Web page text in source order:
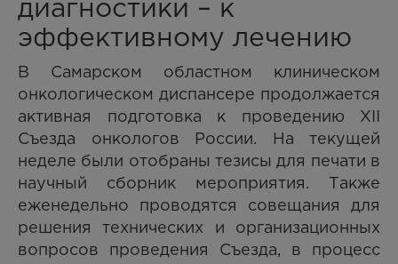
диагностики – к
эффективному лечению
В Самарском областном клиническом
онкологическом диспансере продолжается
активная подготовка к проведению XII
Съезда онкологов России. На текущей
неделе были отобраны тезисы для печати в
научный сборник мероприятия. Также
еженедельно проводятся совещания для
решения технических и организационных
вопросов проведения Съезда, в процесс